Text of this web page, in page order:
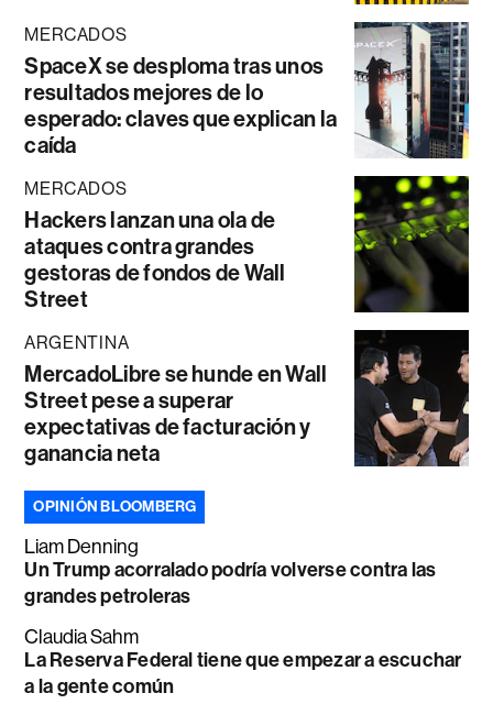
MERCADOS
SpaceX se desploma tras unos
resultados mejores de lo
esperado: claves que explican la
caída
MERCADOS
Hackers lanzan una ola de
ataques contra grandes
gestoras de fondos de Wall
Street
ARGENTINA
MercadoLibre se hunde en Wall
Street pese a superar
expectativas de facturación y
ganancia neta
OPINIÓN BLOOMBERG
Liam Denning
Un Trump acorralado podría volverse contra las
grandes petroleras
Claudia Sahm
La Reserva Federal tiene que empezar a escuchar
a la gente común